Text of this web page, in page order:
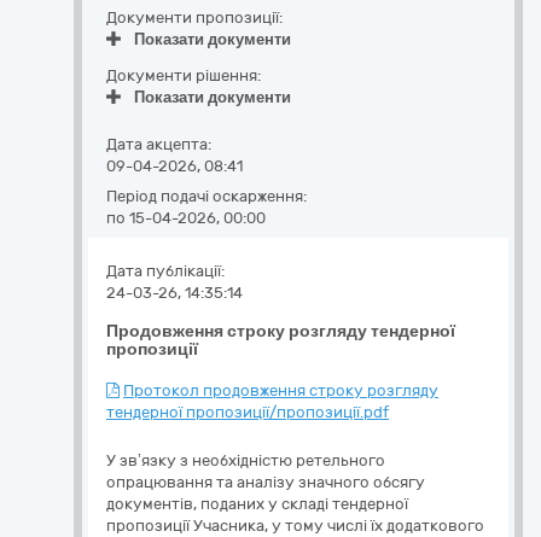
Документи пропозиції:
Показати документи
Документи рішення:
Показати документи
Дата акцепта:
09-04-2026, 08:41
Період подачі оскарження:
по 15-04-2026, 00:00
Продовження строку розгляду тендерної
пропозиції
Дата публікації:
24-03-26, 14:35:14
Протокол продовження строку розгляду
тендерної пропозиції/пропозиції.pdf
У зв’язку з необхідністю ретельного
опрацювання та аналізу значного обсягу
документів, поданих у складі тендерної
пропозиції Учасника, у тому числі їх додаткового